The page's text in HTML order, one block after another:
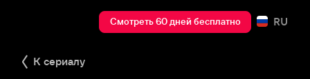
Смотреть 60 дней бесплатно RU
К сериалу